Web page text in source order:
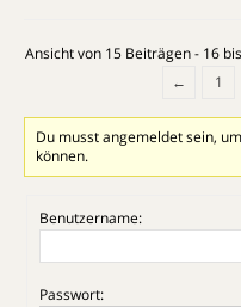
Ansicht von 15 Beiträgen - 16
←
1
Du musst angemeldet sein,
können.
Benutzername:
Passwort: